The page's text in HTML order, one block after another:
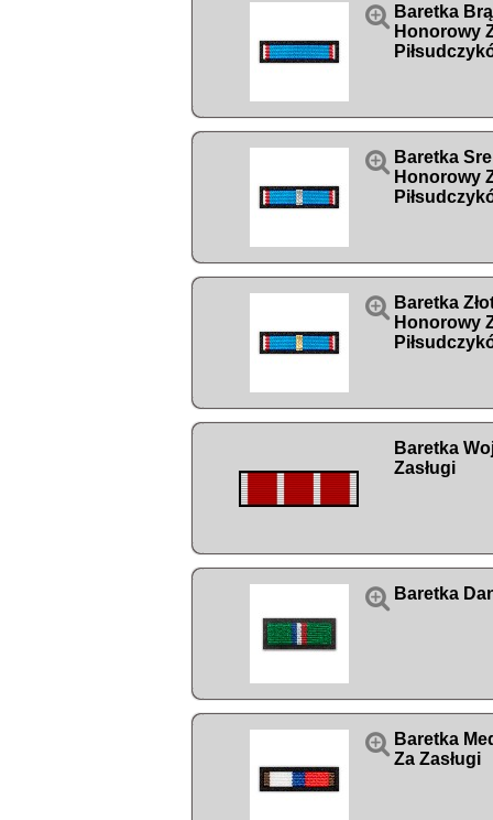
 Baretka
Honorowy
 Baretka
Honorowy
 Baretka
Honorowy
Baretka
Zasługi
 Baretka
 Baretka
Za Zasługi